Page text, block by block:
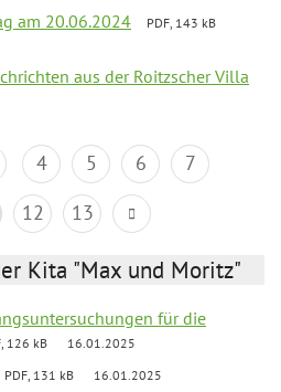
am 20.06.2024
PDF, 143 kB
aus der Roitzscher Villa
4 5 6
7
12 13
Kita "Max und Moritz"
für die
126 kB 16.01.2025
PDF, 131 kB 16.01.2025